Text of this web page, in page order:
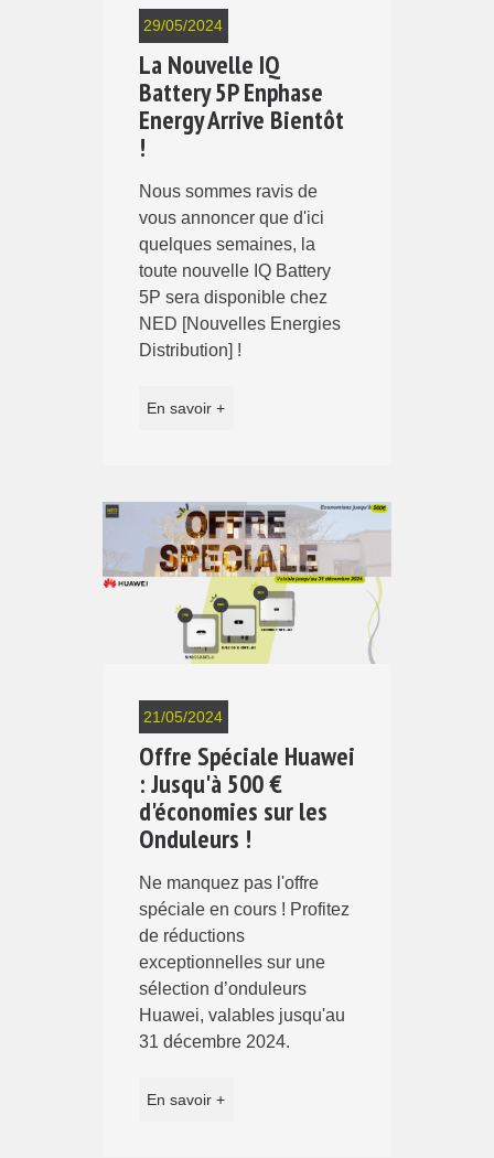
29/05/2024
La Nouvelle IQ
Battery 5P Enphase
Energy Arrive Bientôt
!
Nous sommes ravis de
vous annoncer que d'ici
quelques semaines, la
toute nouvelle IQ Battery
5P sera disponible chez
NED [Nouvelles Energies
Distribution] !
En savoir +
21/05/2024
Offre Spéciale Huawei
: Jusqu'à 500 €
d'économies sur les
Onduleurs !
Ne manquez pas l'offre
spéciale en cours ! Profitez
de réductions
exceptionnelles sur une
sélection d’onduleurs
Huawei, valables jusqu'au
31 décembre 2024.
En savoir +